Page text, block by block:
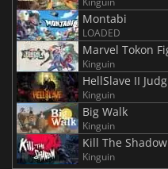
Montabi
LOADED
Marvel Tokon
Kinguin
HellSlave II
Kinguin
Big Walk
Kinguin
Kill The Shadow
Kinguin